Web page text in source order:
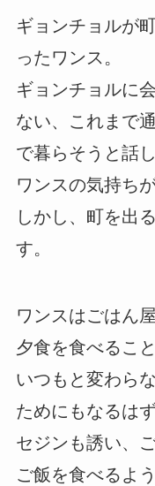
ギョンチョルが
ったワンス。
ギョンチョルに
ない、これまで
で暮らそうと話し
ワンスの気持ち
しかし、町を出
す。
ワンスはごはん
夕食を食べるこ
いつもと変わら
ためにもなるはず
セジンも誘い、
ご飯を食べるよ